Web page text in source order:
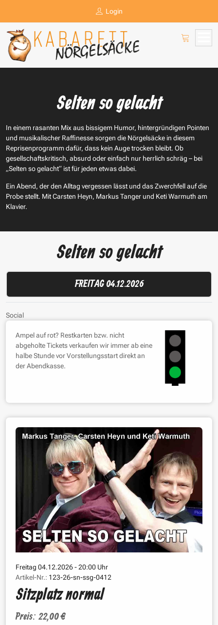
Login
Selten so gelacht
In einem rasanten Mix aus bissigem Humor, hintergründigen Pointen
und musikalischer Raffinesse sorgen die Nörgelsäcke in diesem
Reprisenprogramm dafür, dass kein Auge trocken bleibt. Ob
gesellschaftskritisch, absurd oder einfach nur herrlich schräg – bei
„Selten so gelacht“ ist für jeden etwas dabei.
Ein Abend, der den Alltag vergessen lässt und das Zwerchfell auf die
Probe stellt. Mit Carsten Heyn, Markus Tanger und Keti Warmuth am
Klavier.
Selten so gelacht
FREITAG 04.12.2026
Social
Ampel auf rot? Restkarten bzw. nicht
abgeholte Tickets verkaufen wir immer ab eine
halbe Stunde vor Vorstellungsstart direkt an
der Abendkasse.
Freitag 04.12.2026 - 20:00 Uhr
Artikel-Nr.: 123-26-sn-ssg-0412
Sitzplatz normal
Preis: 22,00 €